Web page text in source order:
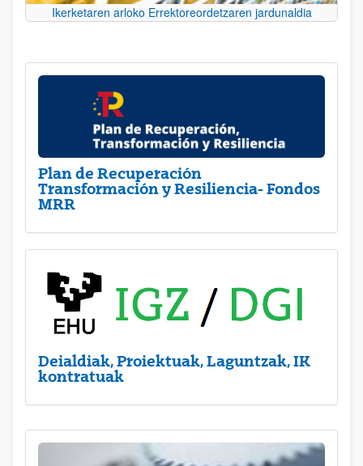
Ikerketaren arloko Errektoreordetzaren jardunaldia
Plan de Recuperación
Transformación y Resiliencia- Fondos
MRR
Deialdiak, Proiektuak, Laguntzak, IK
kontratuak